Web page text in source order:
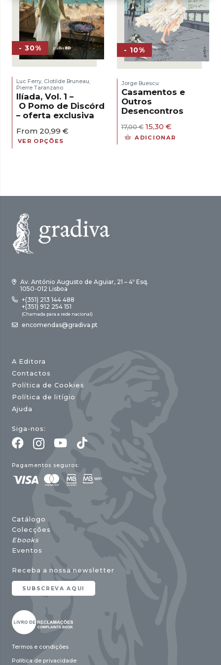
- 30%
Luc Ferry Clotilde Bruneau
Pierre Taranzano
Ilíada, Vol. 1 –
O Pomo de Discórdia
– oferta exclusiva
From 20,99 €
VER OPÇÕES
- 10%
Jorge Buescu
Casamentos e
Outros
Desencontros
17,00€ O
preço
15,30 €O
preço
ADICIONAR
Av. António Augusto de Aguiar, 21 – 4º Esq.
1050-012 Lisboa
+(351) 213 144 488
+(351) 912 254 151
(Chamada para a rede nacional)
encomendas@gradiva.pt
A Editora
Contactos
Política de Cookies
Política de litígio
Ajuda
Siga-nos:
Pagamentos seguros:
Catálogo
Colecções
Ebooks
Eventos
Receba a nossa newsletter
SUBSCREVA AQUI
Termos e condições
Política de privacidade